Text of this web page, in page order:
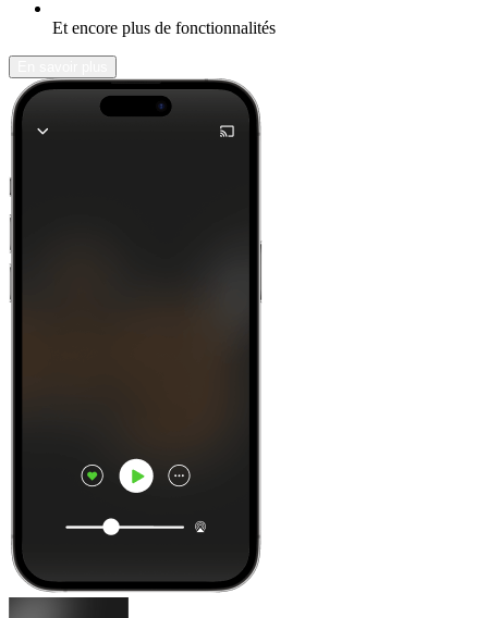
Et encore plus de fonctionnalités